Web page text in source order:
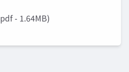
- 1.64MB)